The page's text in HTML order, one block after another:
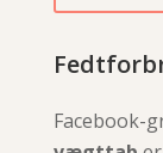
Facebook-